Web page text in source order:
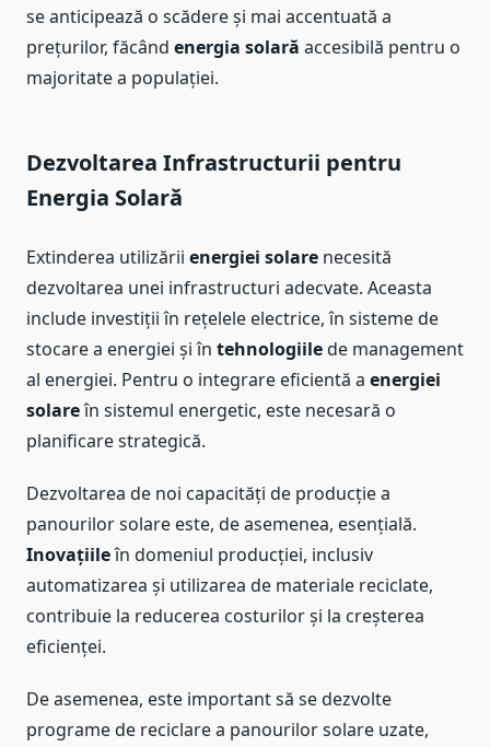
se anticipează o scădere și mai accentuată a
prețurilor, făcând energia solară accesibilă pentru o
majoritate a populației.
Dezvoltarea Infrastructurii pentru
Energia Solară
Extinderea utilizării energiei solare necesită
dezvoltarea unei infrastructuri adecvate. Aceasta
include investiții în rețelele electrice, în sisteme de
stocare a energiei și în tehnologiilede management
al energiei. Pentru o integrare eficientă a energiei
solareîn sistemul energetic, este necesară o
planificare strategică.
Dezvoltarea de noi capacități de producție a
panourilor solare este, de asemenea, esențială.
Inovațiileîn domeniul producției, inclusiv
automatizarea și utilizarea de materiale reciclate,
contribuie la reducerea costurilor și la creșterea
eficienței.
De asemenea, este important să se dezvolte
programe de reciclare a panourilor solare uzate,